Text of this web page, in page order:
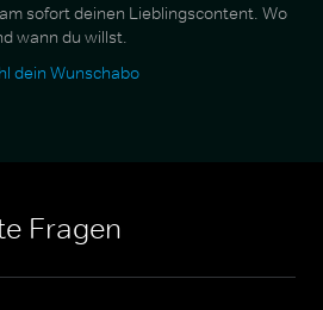
sofort deinen Lieblingscontent. Wo
wann du willst.
dein Wunschabo
Fragen